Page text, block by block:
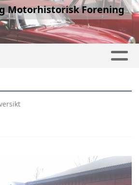
Motorhistorisk Forening